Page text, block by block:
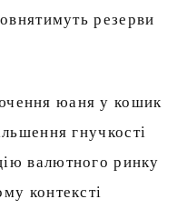
резерви
юаня у кошик
гнучкості
валютного ринку
контексті